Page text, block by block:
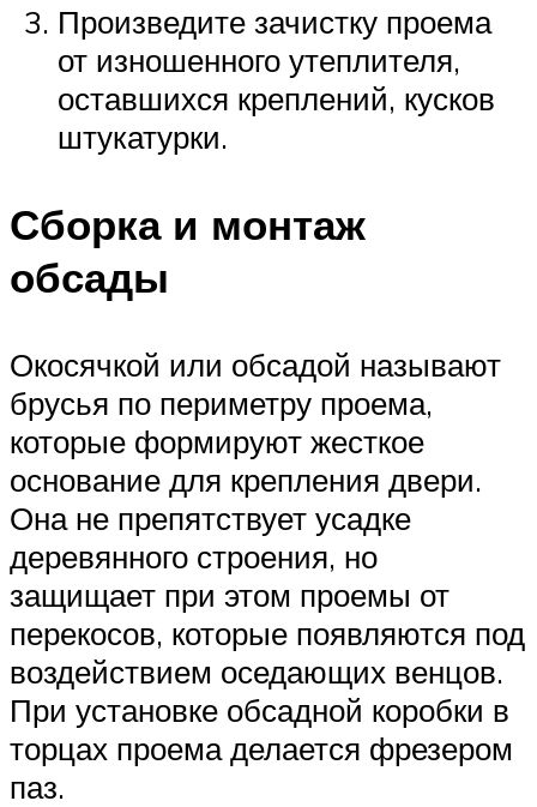
Произведите зачистку проема
от изношенного утеплителя,
оставшихся креплений, кусков
штукатурки.
Сборка и монтаж
обсады
Окосячкой или обсадой называют
брусья по периметру проема,
которые формируют жесткое
основание для крепления двери.
Она не препятствует усадке
деревянного строения, но
защищает при этом проемы от
перекосов, которые появляются под
воздействием оседающих венцов.
При установке обсадной коробки в
торцах проема делается фрезером
паз.